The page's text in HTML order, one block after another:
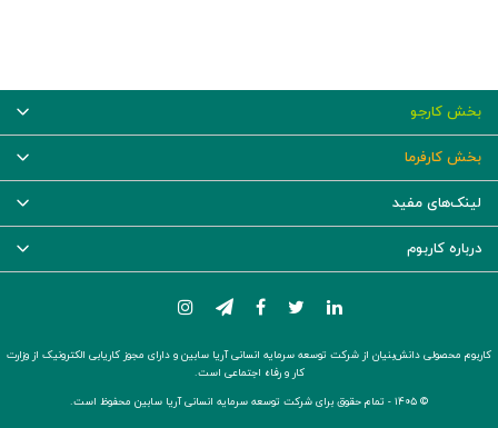
بخش کارجو
بخش کارفرما
لینک‌های مفید
درباره کاربوم
کاربوم محصولی دانش‌بنیان از شرکت توسعه سرمایه انسانی آریا سابین و دارای مجوز کاریابی الکترونیک از وزارت
کار و رفاه اجتماعی است.
© ۱۴۰۵ -
تمام حقوق برای شرکت توسعه سرمایه انسانی آریا سابین محفوظ است.